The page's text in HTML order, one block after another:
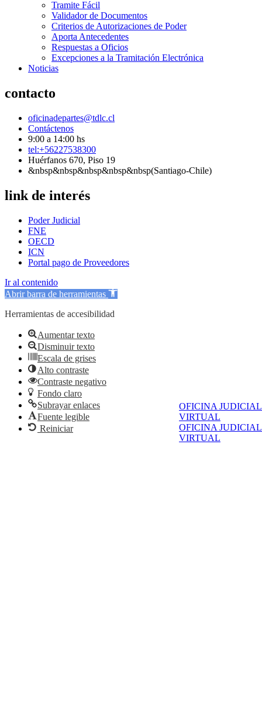
OFICINA JUDICIAL
VIRTUAL
OFICINA JUDICIAL
VIRTUAL
Tramite Fácil
Validador de Documentos
Criterios de Autorizaciones de Poder
Aporta Antecedentes
Respuestas a Oficios
Excepciones a la Tramitación Electrónica
Noticias
contacto
oficinadepartes@tdlc.cl
Contáctenos
9:00 a 14:00 hs
tel:+56227538300
Huérfanos 670, Piso 19
&nbsp&nbsp&nbsp&nbsp&nbsp(Santiago-Chile)
link de interés
Poder Judicial
FNE
OECD
ICN
Portal pago de Proveedores
Ir al contenido
Abrir barra de herramientas
Herramientas de accesibilidad
Aumentar texto
Disminuir texto
Escala de grises
Alto contraste
Contraste negativo
Fondo claro
Subrayar enlaces
Fuente legible
Reiniciar